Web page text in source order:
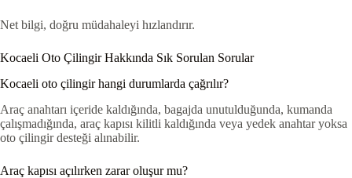
Net bilgi, doğru müdahaleyi hızlandırır.
Kocaeli Oto Çilingir Hakkında Sık Sorulan Sorular
Kocaeli oto çilingir hangi durumlarda çağrılır?
Araç anahtarı içeride kaldığında, bagajda unutulduğunda, kumanda
çalışmadığında, araç kapısı kilitli kaldığında veya yedek anahtar yoksa
oto çilingir desteği alınabilir.
Araç kapısı açılırken zarar oluşur mu?